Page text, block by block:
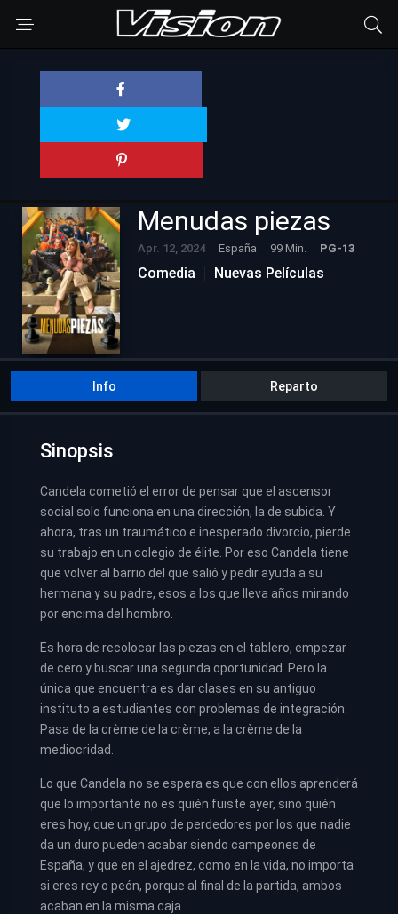
Menudas piezas
Apr. 12, 2024 España 99 Min. PG-13
Comedia Nuevas Películas
Info Reparto
Sinopsis
Candela cometió el error de pensar que el ascensor
social solo funciona en una dirección, la de subida. Y
ahora, tras un traumático e inesperado divorcio, pierde
su trabajo en un colegio de élite. Por eso Candela tiene
que volver al barrio del que salió y pedir ayuda a su
hermana y su padre, esos a los que lleva años mirando
por encima del hombro.
Es hora de recolocar las piezas en el tablero, empezar
de cero y buscar una segunda oportunidad. Pero la
única que encuentra es dar clases en su antiguo
instituto a estudiantes con problemas de integración.
Pasa de la crème de la crème, a la crème de la
mediocridad.
Lo que Candela no se espera es que con ellos aprenderá
que lo importante no es quién fuiste ayer, sino quién
eres hoy, que un grupo de perdedores por los que nadie
da un duro pueden acabar siendo campeones de
España, y que en el ajedrez, como en la vida, no importa
si eres rey o peón, porque al final de la partida, ambos
acaban en la misma caja.